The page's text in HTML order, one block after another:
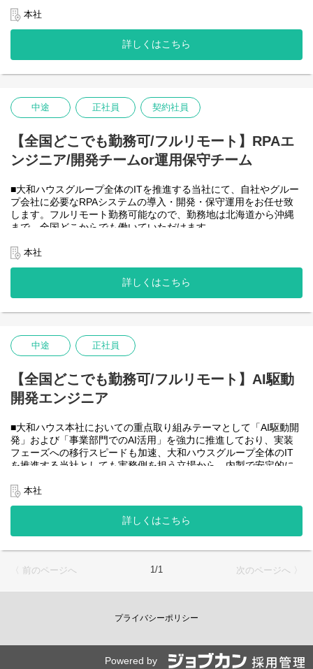
ローコード開発プラットフォームを導入し、レガシー化した業務
基幹システムの改善などに取り組んでいます。
社後の勤務地は問いません。また、働く時間に制限もなく、月160
時間の勤務で、午前5時～22時までの間であれば、自由な時間に働
いていただけます。業務を途中で中断したり、働く時間を調整で
きるので、家事、育児、介護などとの両立も可能です。社員が仕
思っておりますのでフルフレックスです。
＜クライアントは大和ハウスグループ全体＞
名の
全てに関わるシステムを担っています。
出資は大和ハウス本体になりますが、売上好調かつDX推進の優先
潤沢なリソースのもと、最上流から変革を進めていくことが可能
です。
＜詳細な業務例／基本的な技術仕様＞
業務フローのヒアリングからRPAロボットが代替する要件定義、
シナリオ作成をもとにした開発作業を担当いただきます。導入後
ます。使用ツールの制約があり、1人で1案件を担当します。
使用ツール：
-UiPath
-AI-OCR/DX Suite
-MySQL など
本社
詳しくはこちら
中途 正社員 契約社員
【全国どこでも勤務可/フルリモート】RPAエ
ンジニア/開発チームor運用保守チーム
■大和ハウスグループ全体のITを推進する当社にて、自社やグルー
プ会社に必要なRPAシステムの導入・開発・保守運用をお任せ致
します。フルリモート勤務可能なので、勤務地は北海道から沖縄
まで、全国どこからでも働いていただけます。
せん。
また、働く時間に制限もなく、月160時間の勤務で、午前５時～２
２時までの間であれば、自由な時間に働いていただけます。業務
を途中で中断したり、働く時間を調整できるので、家事、育児、
ることが一番の生産性向上につながると思っておりますのでフル
・開発チーム(６名)
ループ会社に必要なRPA(UiPath)の導入・開発を一人一案件担当し
ていただきヒアリングからお任せします。
工期は短い物だと１カ月から長い物だと半年くらいの物が多いで
・運用保守チーム(２名)
大和ハウスグループ全体のIT・DXを推進する当社にて、自社やグ
ループ会社に導入したRPA(UiPath)の運用、保守、問い合わせ対応
使用ツール：
-AI-OCR
＜クライアントは大和ハウスグループ全体＞
名の
出資は大和ハウス本体になりますが、売上好調かつDX推進の優先
潤沢なリソースのもと、最上流から変革を進めていくことが可能
本社
詳しくはこちら
中途 正社員
【全国どこでも勤務可/フルリモート】AI駆動
開発エンジニア
■大和ハウス本社においての重点取り組みテーマとして「AI駆動開
発」および「事業部門でのAI活用」を強力に推進しており、実装
フェーズへの移行スピードも加速、大和ハウスグループ全体のIT
を推進する当社としても実務側を担う立場から、内製で安定的に
います。
なお、フルリモート勤務可能なので、勤務地は北海道から沖縄ま
で、日本全国どこからでも働いていただけます。
入社日以外の出社は年１～４回程度なので、入社後の勤務地は国
また、働く時間に制限もなく、月160時間の勤務で、午前５時～２
２時までの間であれば、自由な時間に働いていただけます。業務
を途中で中断したり、働く時間を調整できるので、家事、育児、
介護などとの両立も可能です。社員が仕事をしやすい環境を整え
・SPA（Single Page Application）を中心としたWebアプリケーシ
本社
詳しくはこちら
〈 前のページへ 1/1 次のページへ 〉
プライバシーポリシー
Powered by